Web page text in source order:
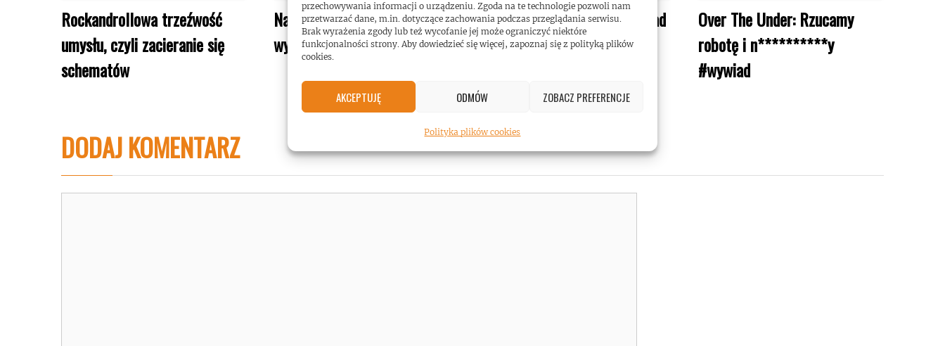
przechowywania informacji o urządzeniu. Zgoda na te technologie pozwoli nam
przetwarzać dane, m.in. dotyczące zachowania podczas przeglądania serwisu.
Brak wyrażenia zgody lub też wycofanie jej może ograniczyć niektóre
funkcjonalności strony. Aby dowiedzieć się więcej, zapoznaj się z polityką plików
cookies.
AKCEPTUJĘ ODMÓW ZOBACZ PREFERENCJE
Polityka plików cookies
Rockandrollowa trzeźwość
umysłu, czyli zacieranie się
schematów
Najlepsze płyty rock/metal
wydane w 2021
Czerwiec: koncertowy rozkład
jazdy – będzie głośno!
Over The Under: Rzucamy
robotę i n**********y
#wywiad
DODAJ KOMENTARZ